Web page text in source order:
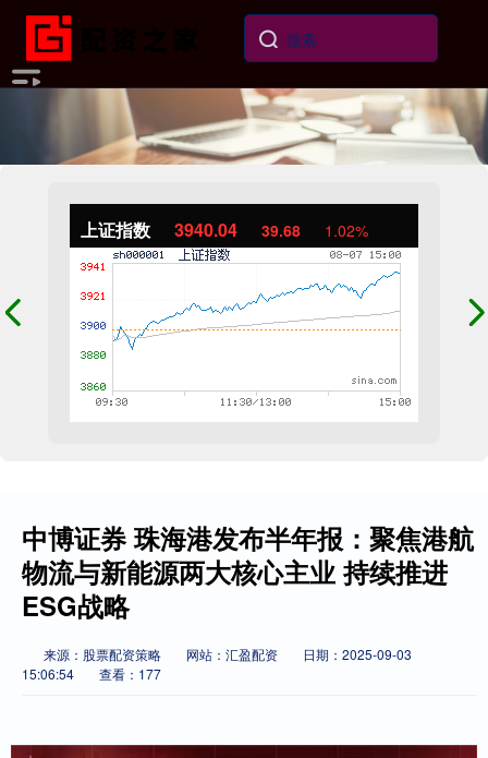
上证指数 3940.04 39.68 1.02%
中博证券 珠海港发布半年报：聚焦港航
物流与新能源两大核心主业 持续推进
ESG战略
来源：股票配资策略 网站：汇盈配资
日期：2025-09-03
15:06:54
查看：177